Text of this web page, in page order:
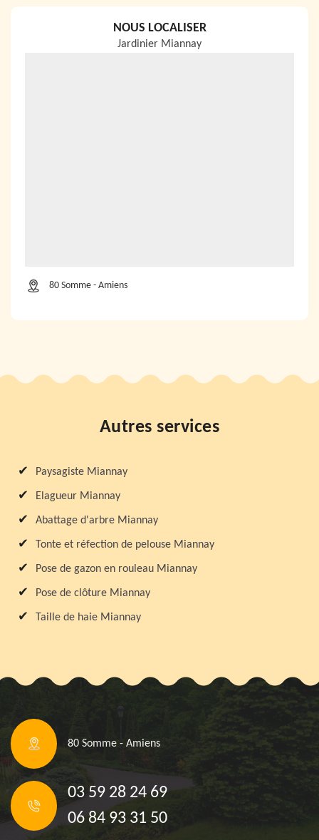
NOUS LOCALISER
Jardinier Miannay
80 Somme - Amiens
Autres services
Paysagiste Miannay
Elagueur Miannay
Abattage d'arbre Miannay
Tonte et réfection de pelouse Miannay
Pose de gazon en rouleau Miannay
Pose de clôture Miannay
Taille de haie Miannay
80 Somme - Amiens
03 59 28 24 69
06 84 93 31 50